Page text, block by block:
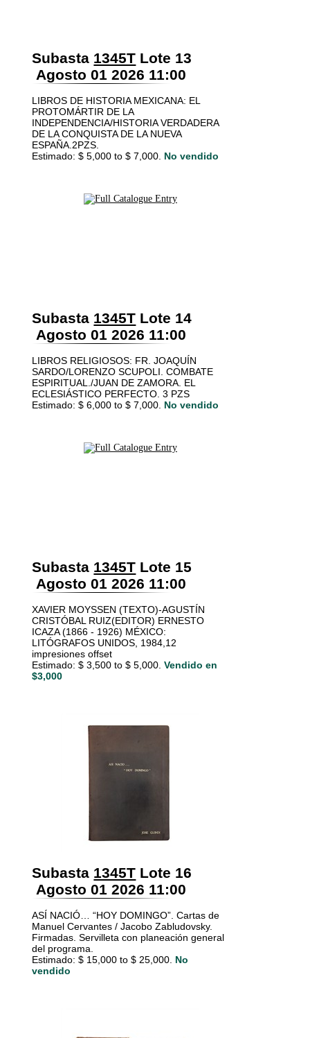
Subasta 1345T Lote 13
Agosto 01 2026 11:00
LIBROS DE HISTORIA MEXICANA: EL
PROTOMÁRTIR DE LA
INDEPENDENCIA/HISTORIA VERDADERA
DE LA CONQUISTA DE LA NUEVA
ESPAÑA.2PZS.
Estimado: $ 5,000 to $ 7,000. No vendido
Subasta 1345T Lote 14
Agosto 01 2026 11:00
LIBROS RELIGIOSOS: FR. JOAQUÍN
SARDO/LORENZO SCUPOLI. COMBATE
ESPIRITUAL./JUAN DE ZAMORA. EL
ECLESIÁSTICO PERFECTO. 3 PZS
Estimado: $ 6,000 to $ 7,000. No vendido
Subasta 1345T Lote 15
Agosto 01 2026 11:00
XAVIER MOYSSEN (TEXTO)-AGUSTÍN
CRISTÓBAL RUIZ(EDITOR) ERNESTO
ICAZA (1866 - 1926) MÉXICO:
LITÓGRAFOS UNIDOS, 1984,12
impresiones offset
Estimado: $ 3,500 to $ 5,000. Vendido en
$3,000
Subasta 1345T Lote 16
Agosto 01 2026 11:00
ASÍ NACIÓ… “HOY DOMINGO”. Cartas de
Manuel Cervantes / Jacobo Zabludovsky.
Firmadas. Servilleta con planeación general
del programa.
Estimado: $ 15,000 to $ 25,000. No
vendido